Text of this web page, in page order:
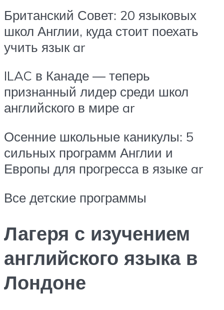
Британский Совет: 20 языковых
школ Англии, куда стоит поехать
учить язык ar
ILAC в Канаде — теперь
признанный лидер среди школ
английского в мире ar
Осенние школьные каникулы: 5
сильных программ Англии и
Европы для прогресса в языке ar
Все детские программы
Лагеря с изучением
английского языка в
Лондоне